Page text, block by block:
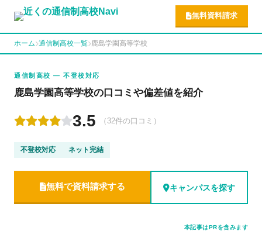
無料資料請求
ホーム 通信制高校一覧 鹿島学園高等学校
通信制高校 — 不登校対応
鹿島学園高等学校の口コミや偏差値を紹介
3.5 （32件の口コミ）
不登校対応 ネット完結
無料で資料請求する キャンパスを探す
本記事はPRを含みます